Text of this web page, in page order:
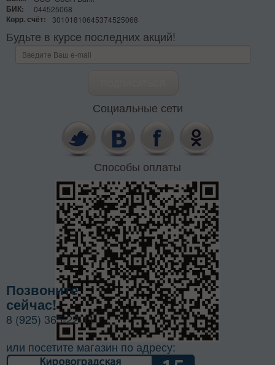
БИК:
044525068
Корр. счёт:
30101810645374525068
Будьте в курсе последних акций!
Социальные сети
Способы оплаты
Позвоните
сейчас!
8 (925) 365-22-11
или посетите магазин по адресу: